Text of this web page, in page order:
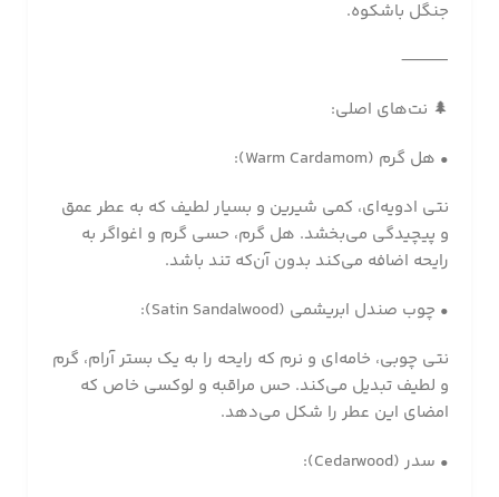
جنگل باشکوه.
⸻
🌲 نت‌های اصلی:
• هل گرم (Warm Cardamom):
نتی ادویه‌ای، کمی شیرین و بسیار لطیف که به عطر عمق
و پیچیدگی می‌بخشد. هل گرم، حسی گرم و اغواگر به
رایحه اضافه می‌کند بدون آن‌که تند باشد.
• چوب صندل ابریشمی (Satin Sandalwood):
نتی چوبی، خامه‌ای و نرم که رایحه را به یک بستر آرام، گرم
و لطیف تبدیل می‌کند. حس مراقبه و لوکسی خاص که
امضای این عطر را شکل می‌دهد.
• سدر (Cedarwood):